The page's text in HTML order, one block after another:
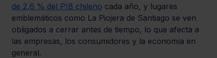
de 2,6 % del PIB chileno cada año, y lugares
emblemáticos como La Piojera de Santiago se ven
obligados a cerrar antes de tiempo, lo que afecta a
las empresas, los consumidores y la economía en
general.